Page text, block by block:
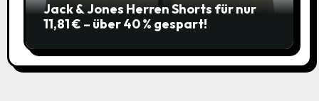
Jack & Jones Herren Shorts für nur
11,81 € – über 40 % gespart!